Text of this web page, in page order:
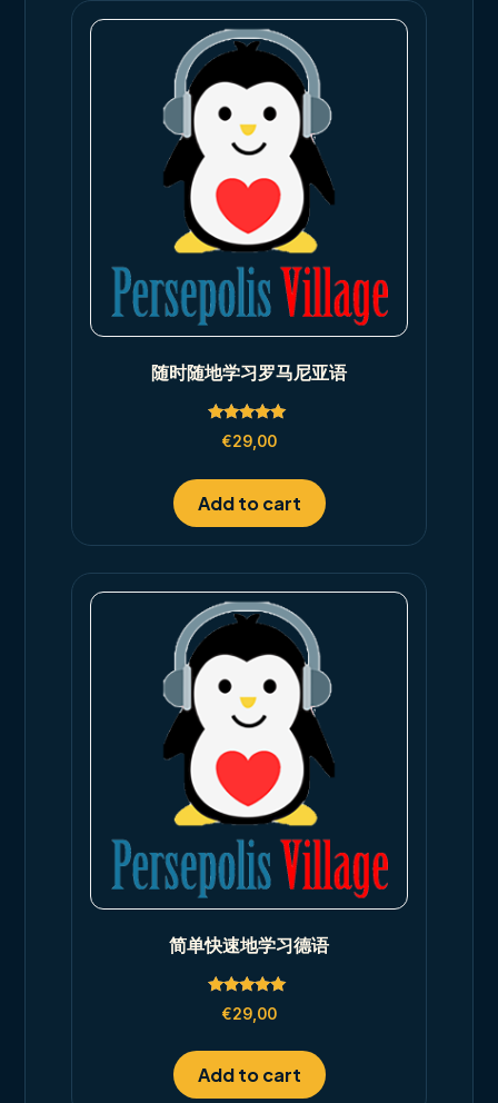
随时随地学习罗马尼亚语
Rated
5.00
€29,00
Add to cart
简单快速地学习德语
Rated
5.00
€29,00
Add to cart